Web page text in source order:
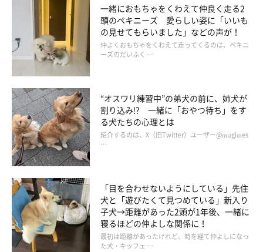
一緒におもちゃをくわえて仲良く走る2
頭のペキニーズ 愛らしい姿に「いいも
の見せてもらいました」などの声が！
仲よくおもちゃをくわえて走ってくるのは、ペキニ
ーズのだいふく …
“オスワリ練習中”の弟犬の前に、姉犬が
割り込み!? 一緒に「おやつ待ち」をす
る犬たちの心理とは
紹介するのは、X（旧Twitter）ユーザー@mugimes
…
「目を合わせないようにしている」先住
犬と「遊びたくて見つめている」新入り
子犬→距離があった2頭が1年後、一緒に
寝るほどの仲よしな関係に！
最初は距離があったけれど、時を経て仲よしになっ
た犬・キッフェ …